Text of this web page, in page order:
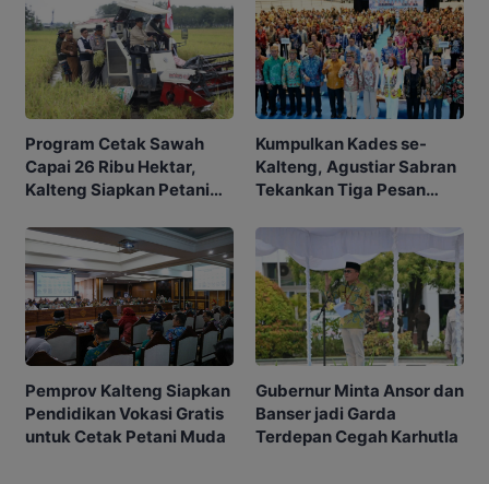
Program Cetak Sawah
Capai 26 Ribu Hektar,
Kalteng Siapkan Petani
Kumpulkan Kades se-
Kalteng, Agustiar Sabran
Tekankan Tiga Pesan
Pemprov Kalteng Siapkan
Pendidikan Vokasi Gratis
untuk Cetak Petani Muda
Gubernur Minta Ansor dan
Banser jadi Garda
Terdepan Cegah Karhutla